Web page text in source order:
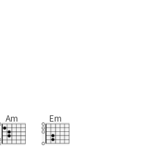
Am Em